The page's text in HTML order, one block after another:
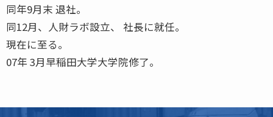
同年9月末 退社。
同12月、人財ラボ設立、 社長に就任。
現在に至る。
07年 3月早稲田大学大学院修了。